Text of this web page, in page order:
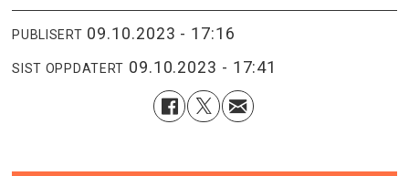
PUBLISERT 09.10.2023 - 17:16
SIST OPPDATERT 09.10.2023 - 17:41